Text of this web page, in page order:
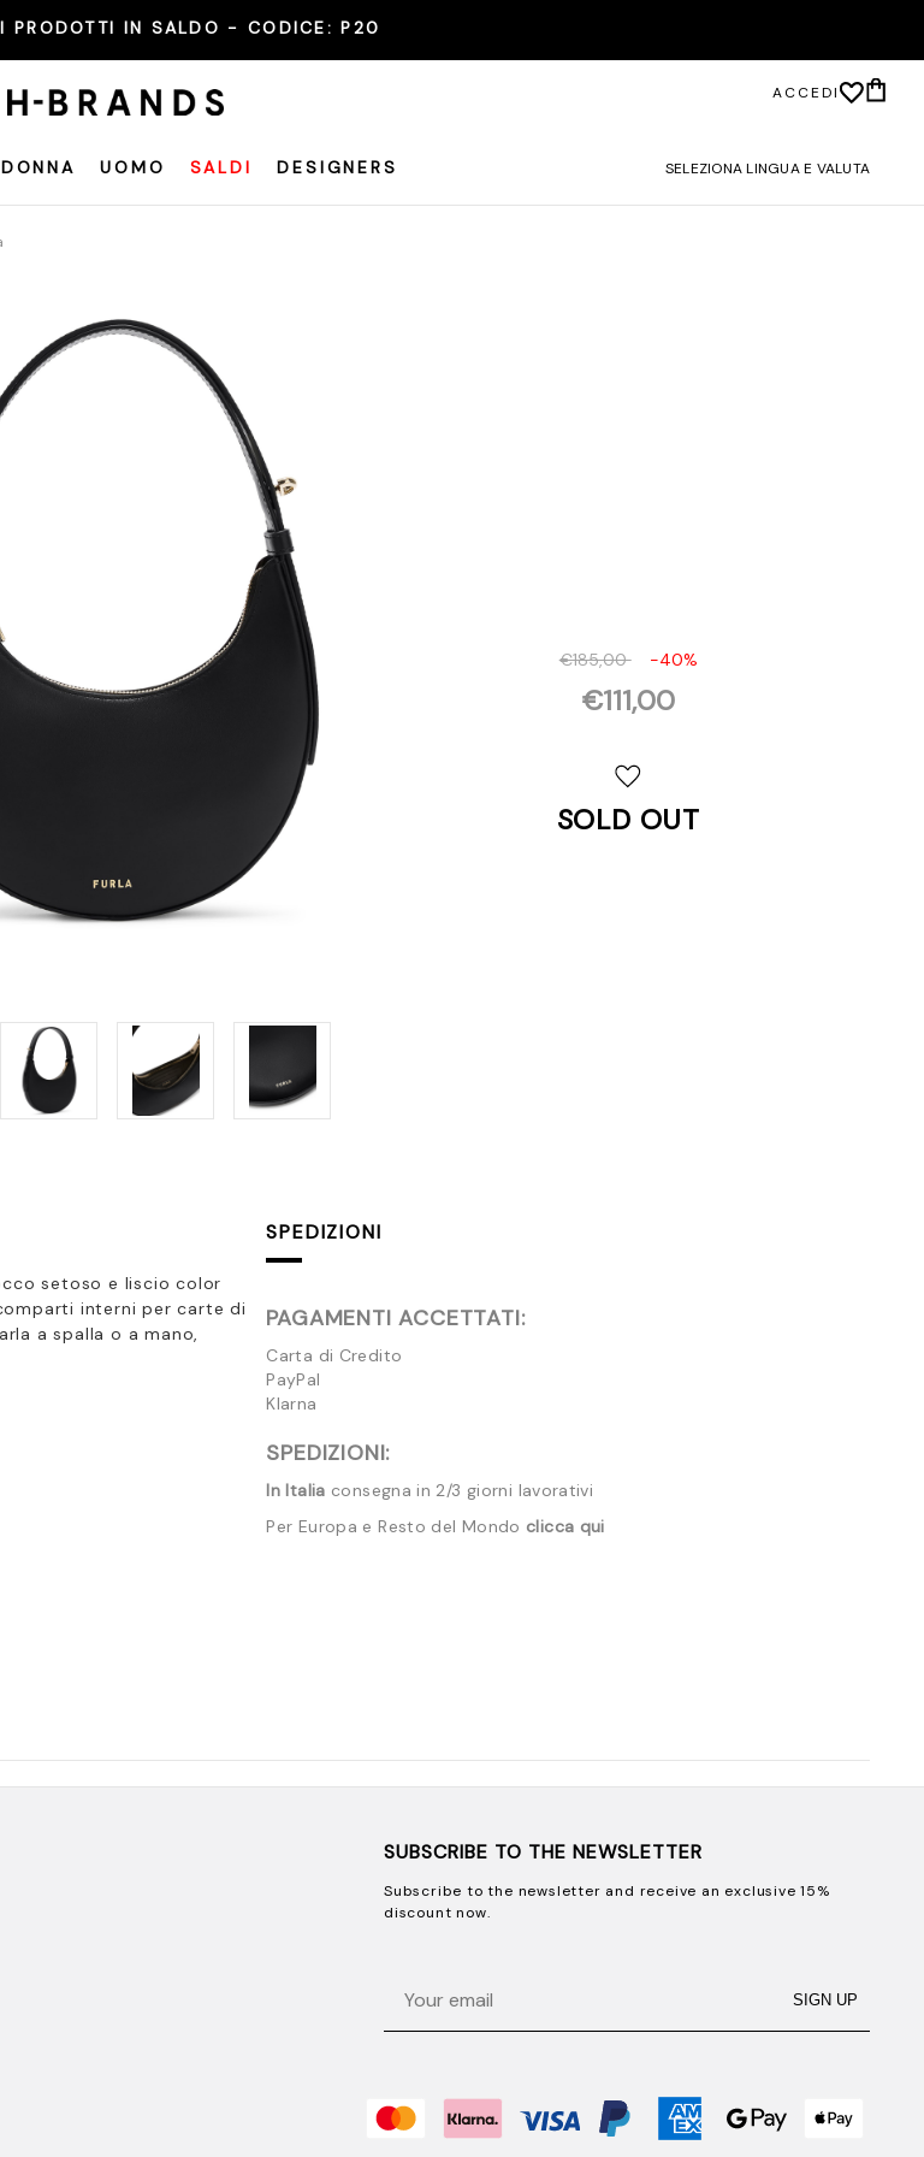
PRODOTTI IN SALDO - CODICE:P20
ACCEDI
DONNA UOMO SALDI DESIGNERS SELEZIONA LINGUA E VALUTA
€185,00 -40%
€111,00
SOLD OUT
setoso e liscio color
interni per carte di
a spalla o a mano,
SPEDIZIONI
PAGAMENTI ACCETTATI:
Carta di Credito
PayPal
Klarna
SPEDIZIONI:
In Italia consegna in 2/3 giorni lavorativi
Per Europa e Resto del Mondo clicca qui
SUBSCRIBE TO THE NEWSLETTER
Subscribe to the newsletter and receive an exclusive 15%
discount now.
SIGN UP